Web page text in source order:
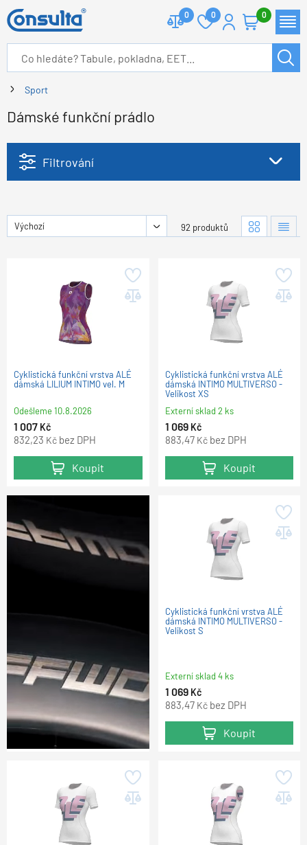
0 0 0
Sport
Dámské funkční prádlo
Filtrování
Výchozí 92 produktů
Cyklistická funkční vrstva ALÉ
dámská LILIUM INTIMO vel. M
Odešleme10.8.2026
1 007 Kč
832,23 Kč bez DPH
Koupit
Cyklistická funkční vrstva ALÉ
dámská INTIMO MULTIVERSO -
Velikost XS
Externí sklad 2 ks
1 069 Kč
883,47 Kč bez DPH
Koupit
Cyklistická funkční vrstva ALÉ
dámská INTIMO MULTIVERSO -
Velikost S
Externí sklad 4 ks
1 069 Kč
883,47 Kč bez DPH
Koupit